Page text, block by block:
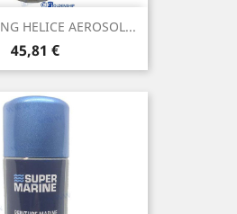
HELICE AEROSOL...
Prix
45,81 €